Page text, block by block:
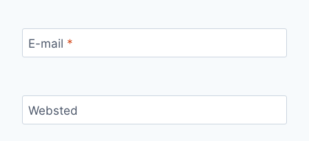
E-mail *
Websted